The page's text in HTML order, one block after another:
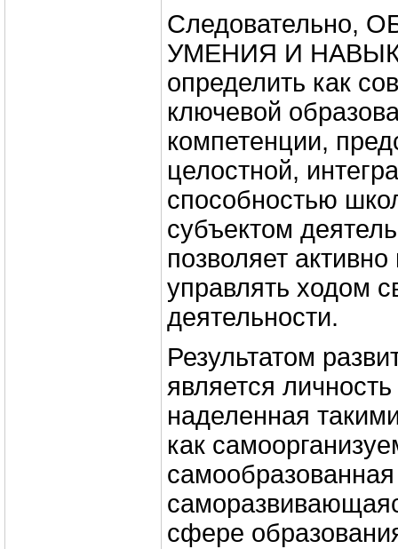
Следовательно,
УМЕНИЯ И
определить как
ключевой
компетенции,
целостной,
способностью
субъектом
позволяет
управлять ходом
деятельности.
Результатом
является
наделенная
как
сфере